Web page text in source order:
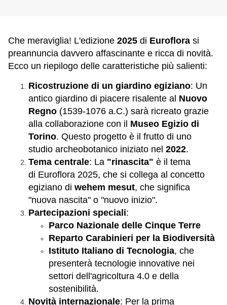
Che meraviglia! L'edizione 2025 di Euroflora si
preannuncia davvero affascinante e ricca di novità.
Ecco un riepilogo delle caratteristiche più salienti:
Ricostruzione di un giardino egiziano: Un
antico giardino di piacere risalente al Nuovo
Regno (1539-1076 a.C.) sarà ricreato grazie
alla collaborazione con il Museo Egizio di
Torino. Questo progetto è il frutto di uno
studio archeobotanico iniziato nel 2022.
Tema centrale: La "rinascita" è il tema
di Euroflora 2025, che si collega al concetto
egiziano di wehem mesut, che significa
"nuova nascita" o "nuovo inizio".
Partecipazioni speciali:
Parco Nazionale delle Cinque Terre
Reparto Carabinieri per la Biodiversità
Istituto Italiano di Tecnologia, che
presenterà tecnologie innovative nei
settori dell'agricoltura 4.0 e della
sostenibilità.
Novità internazionale: Per la prima